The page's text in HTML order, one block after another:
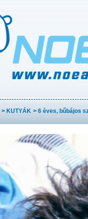
>KUTYÁK >6 éves, bűbájos